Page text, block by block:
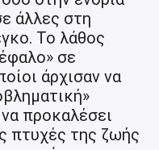
άλλες στη
Το λάθος
σε
άρχισαν να
προκαλέσει
πτυχές της ζωής